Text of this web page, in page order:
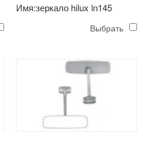
Имя:зеркало hilux ln145
Выбрать